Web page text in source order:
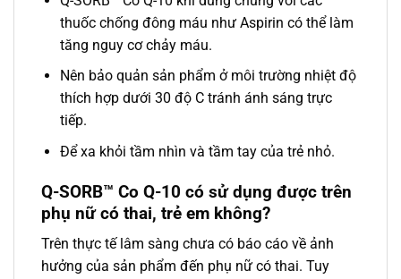
thuốc chống đông máu như Aspirin có thể làm
tăng nguy cơ chảy máu.
Nên bảo quản sản phẩm ở môi trường nhiệt độ
thích hợp dưới 30 độ C tránh ánh sáng trực
tiếp.
Để xa khỏi tầm nhìn và tầm tay của trẻ nhỏ.
Q-SORB™ Co Q-10 có sử dụng được trên
phụ nữ có thai, trẻ em không?
Trên thực tế lâm sàng chưa có báo cáo về ảnh
hưởng của sản phẩm đến phụ nữ có thai. Tuy